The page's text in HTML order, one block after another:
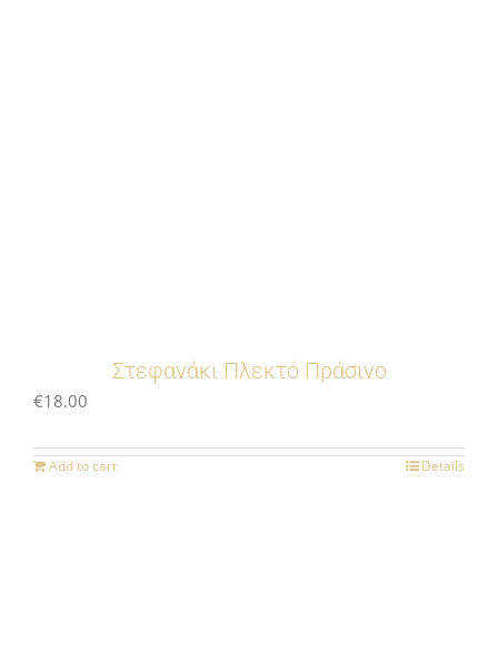
Στεφανάκι Πλεκτό Πράσινο
€18.00
Add to cart Details